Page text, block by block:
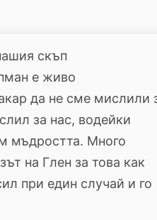
скъп
е живо
да не сме мислили
за нас, водейки
мъдростта. Много
на Глен за това как
при един случай и го